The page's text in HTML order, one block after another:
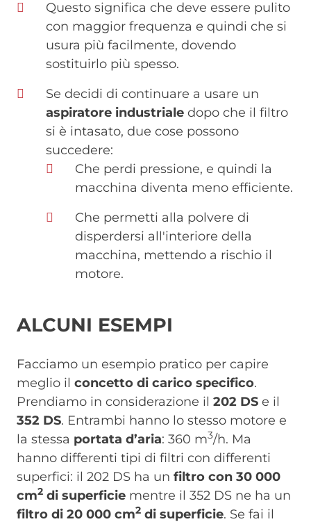
Questo significa che deve essere pulito
con maggior frequenza e quindi che si
usura più facilmente, dovendo
sostituirlo più spesso.
Se decidi di continuare a usare un
aspiratore industriale dopo che il filtro
si è intasato, due cose possono
succedere:
Che perdi pressione, e quindi la
macchina diventa meno efficiente.
Che permetti alla polvere di
disperdersi all'interiore della
macchina, mettendo a rischio il
motore.
ALCUNI ESEMPI
Facciamo un esempio pratico per capire
meglio il concetto di carico specifico.
Prendiamo in considerazione il 202 DS e il
352 DS. Entrambi hanno lo stesso motore e
la stessa portata d’aria: 360 m3/h. Ma
hanno differenti tipi di filtri con differenti
superfici: il 202 DS ha un filtro con 30 000
cm2 di superficie mentre il 352 DS ne ha un
filtro di 20 000 cm2 di superficie. Se fai il